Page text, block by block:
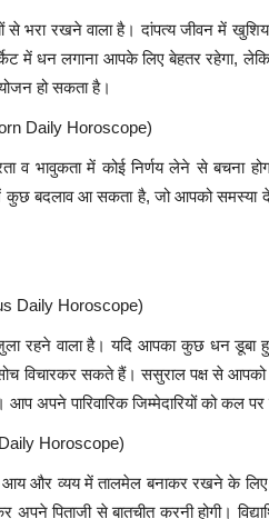
रखने वाला है। दांपत्य जीवन में
में धन लगाना आपके लिए बेहतर रहेगा,
हो सकता है।
Daily Horoscope)
व भावुकता में कोई निर्णय लेने से बचना
कुछ बदलाव आ सकता है, जो आपको समस्या
Daily Horoscope)
रहने वाला है। यदि आपका कुछ धन डूबा
विचारकर सकते हैं। ससुराल पक्ष से
अपने पारिवारिक जिम्मेदारियों को कल
Horoscope)
और व्यय में तालमेल बनाकर रखने के
अपने पिताजी से बातचीत करनी होगी।